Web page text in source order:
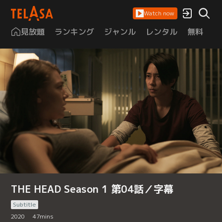
Watch now
見放題 ランキング ジャンル レンタル 無料
THE HEAD Season 1 第04話／字幕
Subtitle
2020
47mins